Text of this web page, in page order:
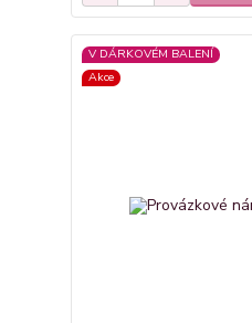
V DÁRKOVÉM BALENÍ
Akce